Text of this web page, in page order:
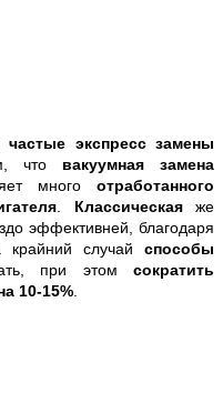
частые экспресс замены
что вакуумная замена
многоотработанного
Классическаяже
эффективней, благодаря
крайний случай способы
при этомсократить
10-15%